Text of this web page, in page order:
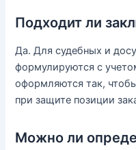
Подходит ли
Да. Для судебных и
формулируются с
оформляются так,
при защите позиции
Можно ли